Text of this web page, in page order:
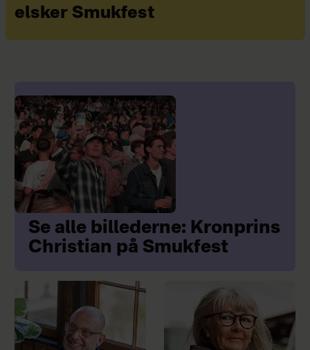
elsker Smukfest
Se alle billederne: Kronprins
Christian på Smukfest